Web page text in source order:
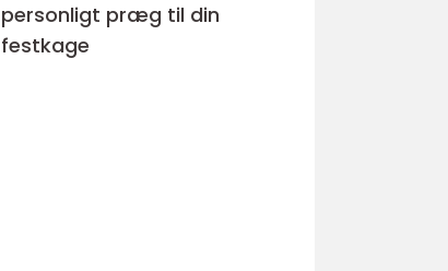
personligt præg til din
festkage